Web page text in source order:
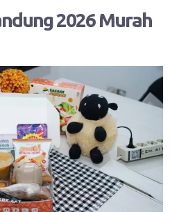
2026 Murah